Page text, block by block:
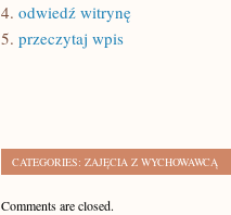
4. odwiedź witrynę
5. przeczytaj wpis
CATEGORIES: ZAJĘCIA Z WYCHOWAWCĄ
Comments are closed.